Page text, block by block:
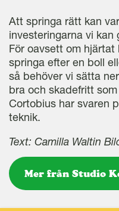
Att springa rätt kan
investeringarna vi kan
För oavsett om
springa efter en boll
så behöver vi sätta
bra och skadefritt
Cortobius har svaren
teknik.
Text: Camilla Waltin
Mer från Studio